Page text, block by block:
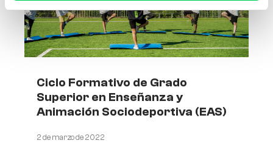
Ciclo Formativo de Grado
Superior en Enseñanza y
Animación Sociodeportiva (EAS)
2 de marzo de 2022